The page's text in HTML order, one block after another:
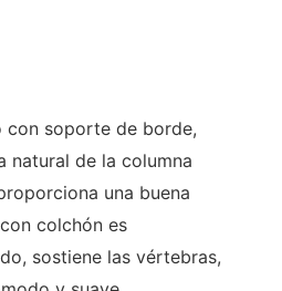
soporte de borde,
natural de la columna
una buena
colchón es
sostiene las vértebras,